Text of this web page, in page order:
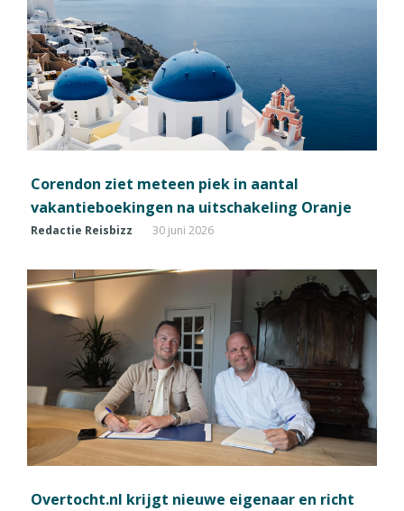
Corendon ziet meteen piek in aantal
vakantieboekingen na uitschakeling Oranje
Redactie Reisbizz 30 juni 2026
Overtocht.nl krijgt nieuwe eigenaar en richt